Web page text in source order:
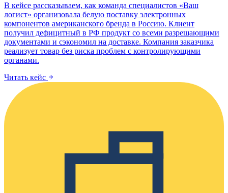
В кейсе рассказываем, как команда специалистов «Ваш
логист» организовала белую поставку электронных
компонентов американского бренда в Россию. Клиент
получил дефицитный в РФ продукт со всеми разрешающими
документами и сэкономил на доставке. Компания заказчика
реализует товар без риска проблем с контролирующими
органами.
Читать кейс